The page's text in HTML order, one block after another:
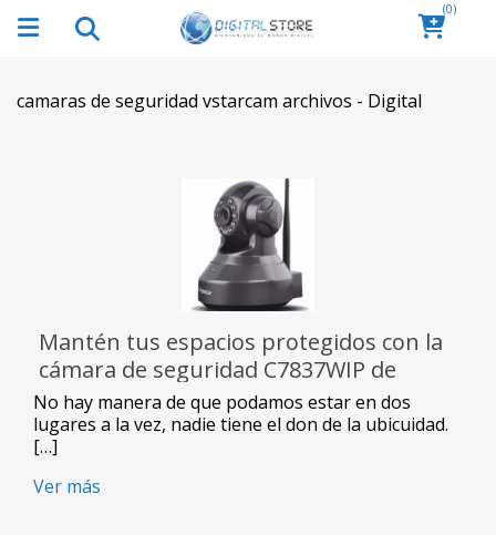
(0)
camaras de seguridad vstarcam archivos - Digital
Mantén tus espacios protegidos con la
cámara de seguridad C7837WIP de
Vstarcam
No hay manera de que podamos estar en dos
lugares a la vez, nadie tiene el don de la ubicuidad.
[…]
Ver más